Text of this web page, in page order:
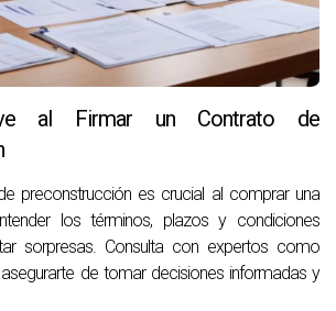
al Firmar un Contrato de
preconstrucción es crucial al comprar una
los términos, plazos y condiciones
sorpresas. Consulta con expertos como
de tomar decisiones informadas y